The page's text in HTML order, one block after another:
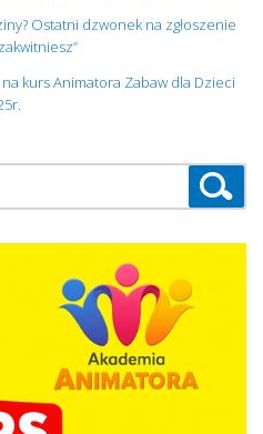
Ostatni dzwonek na zgłoszenie
kurs Animatora Zabaw dla Dzieci